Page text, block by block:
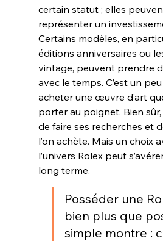
certain statut ; elles
représenter un
Certains modèles, en
éditions anniversaires ou
vintage, peuvent prendre
avec le temps. C’est un
acheter une œuvre d’art
porter au poignet. Bien
de faire ses recherches et
l’on achète. Mais un choix
l’univers Rolex peut
long terme.
Posséder une
bien plus que
simple montre :